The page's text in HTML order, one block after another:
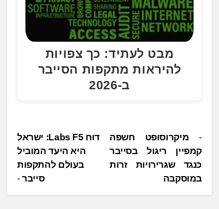
מבט לעתיד: כך צפויות
להיראות מתקפות הסייבר
ב-2026
נ
י
ו
דוח ‏F5 ‏Labs: ישראל
היא היעד המוביל
בעולם להתקפות
סייבר
מיקרוסופט חשפה
קמפיין ריגול בסייבר
כנגד שגרירויות זרות
במוסקבה